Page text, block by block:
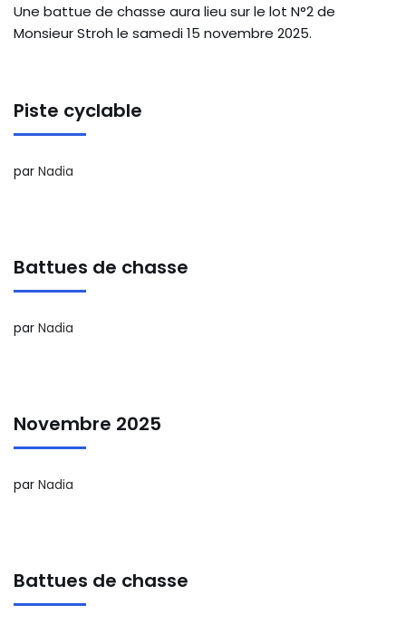
Une battue de chasse aura lieu sur le lot N°2 de
Monsieur Stroh le samedi 15 novembre 2025.
Piste cyclable
par Nadia
Battues de chasse
par Nadia
Novembre 2025
par Nadia
Battues de chasse